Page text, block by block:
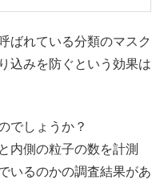
ばれている分類のマスク
込みを防ぐという効果は
でしょうか？
内側の粒子の数を計測
いるのかの調査結果があ